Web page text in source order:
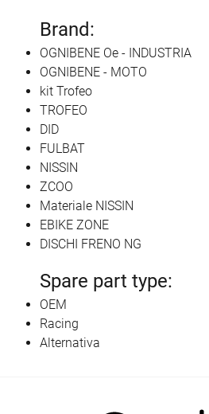
Brand:
OGNIBENE Oe - INDUSTRIA
OGNIBENE - MOTO
kit Trofeo
TROFEO
DID
FULBAT
NISSIN
ZCOO
Materiale NISSIN
EBIKE ZONE
DISCHI FRENO NG
Spare part type:
OEM
Racing
Alternativa